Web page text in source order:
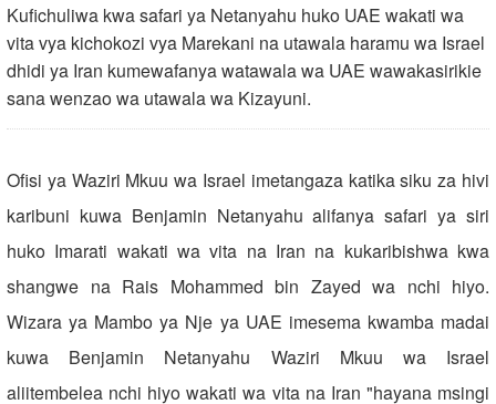
Kufichuliwa kwa safari ya Netanyahu huko UAE wakati wa
vita vya kichokozi vya Marekani na utawala haramu wa Israel
dhidi ya Iran kumewafanya watawala wa UAE wawakasirikie
sana wenzao wa utawala wa Kizayuni.
Ofisi ya Waziri Mkuu wa Israel imetangaza katika siku za hivi
karibuni kuwa Benjamin Netanyahu alifanya safari ya siri
huko Imarati wakati wa vita na Iran na kukaribishwa kwa
shangwe na Rais Mohammed bin Zayed wa nchi hiyo.
Wizara ya Mambo ya Nje ya UAE imesema kwamba madai
kuwa Benjamin Netanyahu Waziri Mkuu wa Israel
aliitembelea nchi hiyo wakati wa vita na Iran "hayana msingi